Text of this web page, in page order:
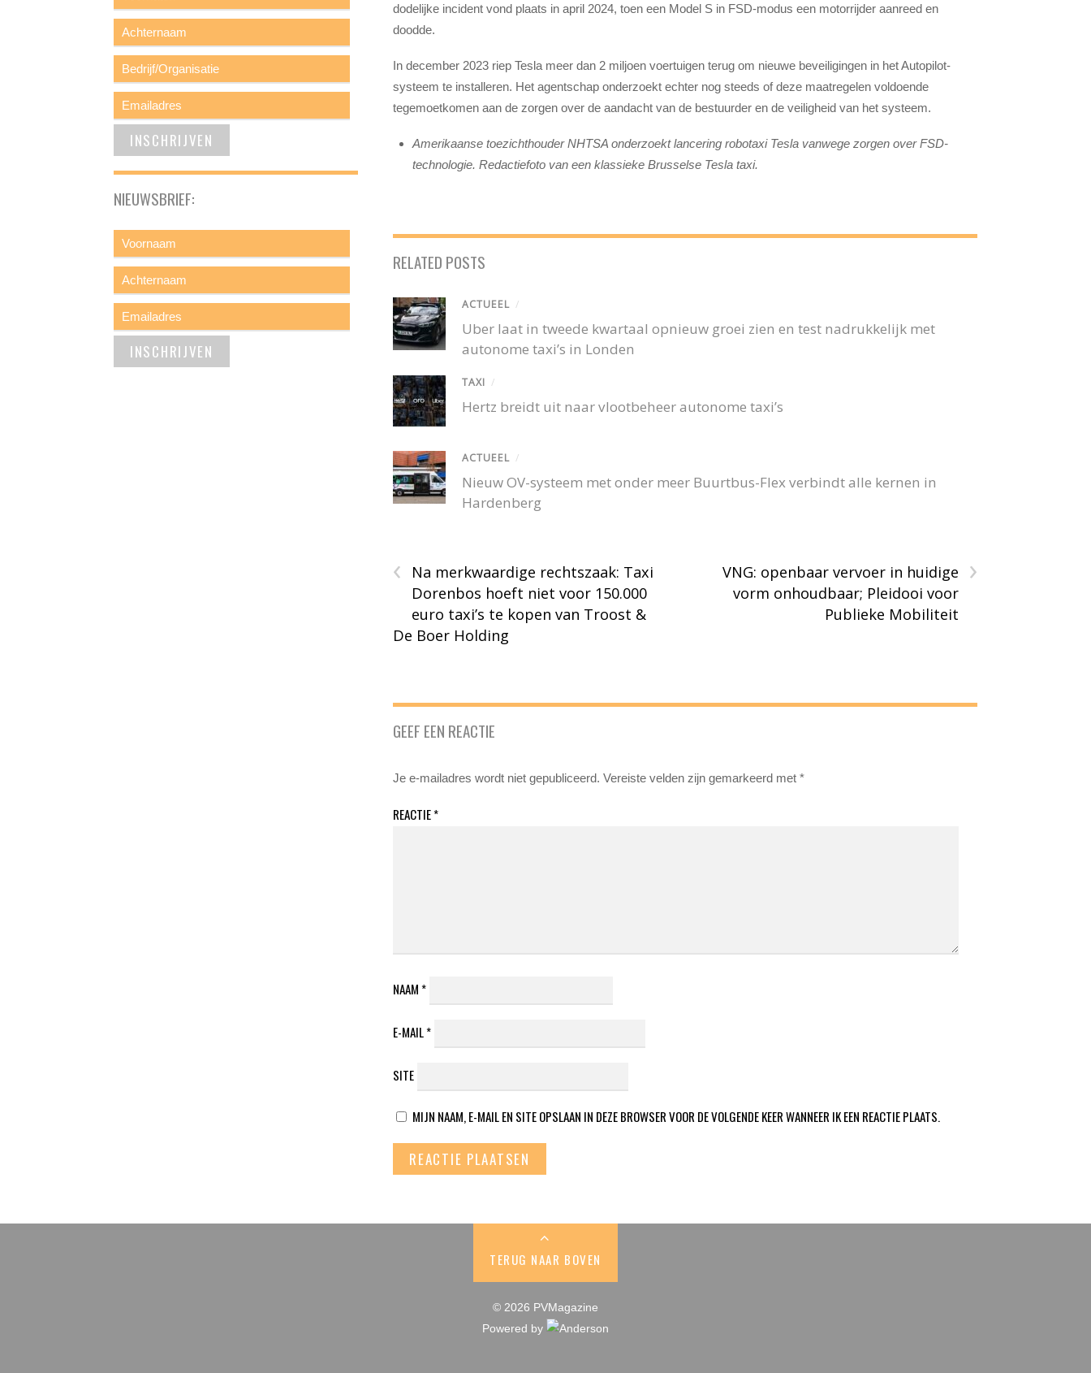
dodelijke incident vond plaats in april 2024, toen een Model S in FSD-modus een motorrijder aanreed en
doodde.
In december 2023 riep Tesla meer dan 2 miljoen voertuigen terug om nieuwe beveiligingen in het Autopilot-
systeem te installeren. Het agentschap onderzoekt echter nog steeds of deze maatregelen voldoende
tegemoetkomen aan de zorgen over de aandacht van de bestuurder en de veiligheid van het systeem.
Amerikaanse toezichthouder NHTSA onderzoekt lancering robotaxi Tesla vanwege zorgen over FSD-
technologie. Redactiefoto van een klassieke Brusselse Tesla taxi.
RELATED POSTS
ACTUEEL /
Uber laat in tweede kwartaal opnieuw groei zien en test nadrukkelijk met
autonome taxi’s in Londen
TAXI /
Hertz breidt uit naar vlootbeheer autonome taxi’s
ACTUEEL /
Nieuw OV-systeem met onder meer Buurtbus-Flex verbindt alle kernen in
Hardenberg
‹
Na merkwaardige rechtszaak: Taxi
Dorenbos hoeft niet voor 150.000
euro taxi’s te kopen van Troost &
De Boer Holding
›
VNG: openbaar vervoer in huidige
vorm onhoudbaar; Pleidooi voor
Publieke Mobiliteit
GEEF EEN REACTIE
Je e-mailadres wordt niet gepubliceerd. Vereiste velden zijn gemarkeerd met*
REACTIE*
NAAM *
E-MAIL*
SITE
MIJN NAAM, E-MAIL EN SITE OPSLAAN IN DEZE BROWSER VOOR DE VOLGENDE KEER WANNEER IK EEN REACTIE PLAATS.
NIEUWSBRIEF:
TERUG NAAR BOVEN
© 2026 PVMagazine
Powered by